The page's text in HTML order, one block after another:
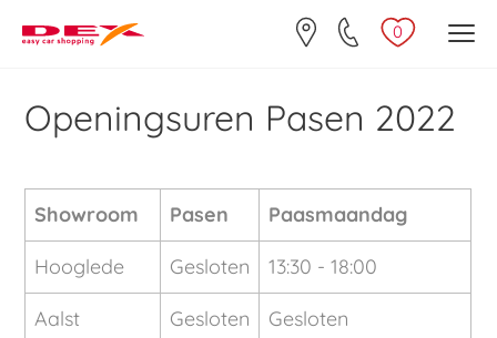
0
Openingsuren Pasen 2022
Showroom Pasen Paasmaandag
Hooglede Gesloten 13:30 - 18:00
Aalst Gesloten Gesloten